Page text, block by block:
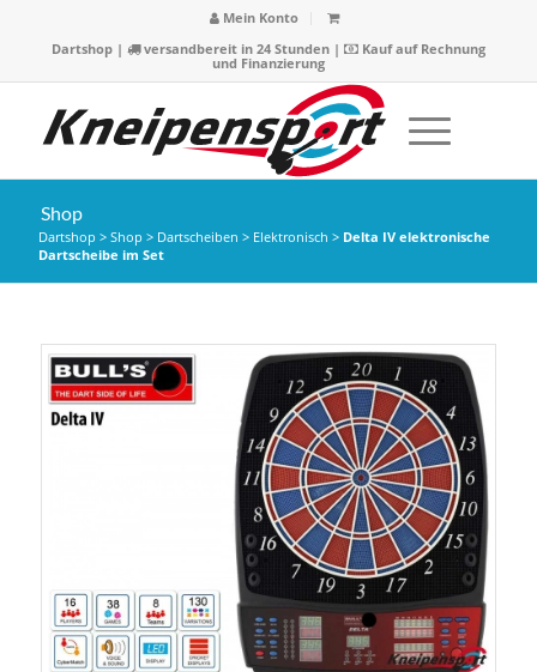
Mein Konto
Dartshop| versandbereit in 24 Stunden |
Kauf auf Rechnung
und Finanzierung
Shop
Dartshop > Shop > Dartscheiben > Elektronisch > Delta IV elektronische
Dartscheibe im Set